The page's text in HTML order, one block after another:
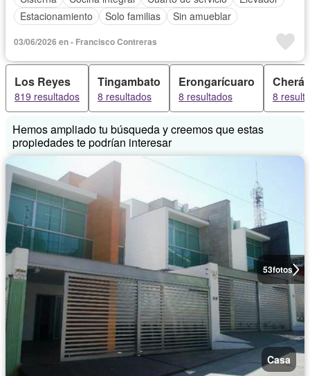
Estacionamiento
Solo familias Sin amueblar
03/06/2026 en - Francisco Contreras
Los Reyes
819 resultados
Tingambato
8 resultados
Erongarícuaro
8 resultados 8
Hemos ampliado tu búsqueda y creemos que estas
propiedades te podrían interesar
53fotos
Casa